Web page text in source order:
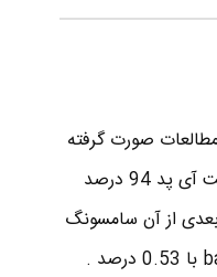
صورت گرفته
اثبات شده . طبق تحقیقاتی که سایت chitika.com ( شبکه تبلیغات آنلاین ) انجام داده تبلت آی پد 94 درصد
از آن سامسونگ